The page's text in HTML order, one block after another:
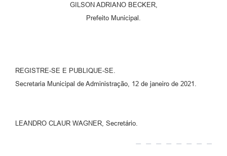
GILSON ADRIANO BECKER,
Prefeito Municipal.
REGISTRE-SE E PUBLIQUE-SE.
Secretaria Municipal de Administração, 12 de janeiro de 2021.
LEANDRO CLAUR WAGNER, Secretário.